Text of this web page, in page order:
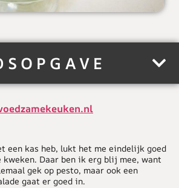
een kas heb, lukt het me eindelijk goed
Daar ben ik erg blij mee, want
gek op pesto, maar ook een
gaat er goed in.